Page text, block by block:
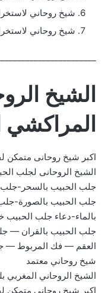
شيخ روحاني
شيخ روحاني
الشيخ
المراكشي
اكبر شيخ روحانى متمكن
الشيخ الروحانى لجلب
جلب الحبيب بالسحر-
جلب الحبيب بالصورة-
بالماء-دعاء جلب الحبيب
جلب الحبيب بالقران —
العقم — فك المربوط —
شيخ روحاني معتمد
الشيخ الروحاني
اكبر شيخ روحانى متمكن